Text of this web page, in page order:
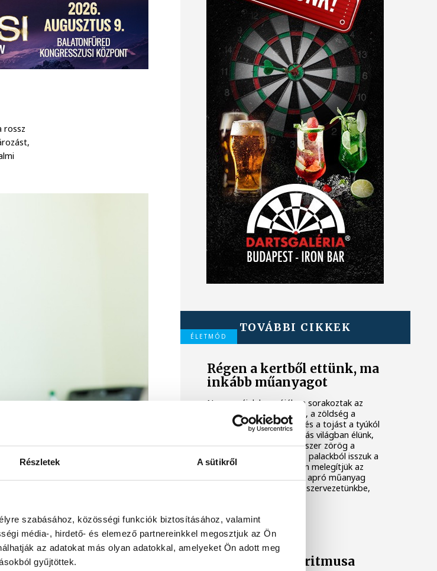
Részletek A sütikről
szabásához, közösségi funkciók biztosításához, valamint
média-, hirdető- és elemező partnereinkkel megosztjuk az Ön
az adatokat más olyan adatokkal, amelyeket Ön adott meg
gyűjtöttek.
rossz
jól
TOVÁBBI CIKKEK
ÉLETMÓD
Régen a kertből ettünk, ma
inkább műanyagot
Nagyanyáink kamrájában sorakoztak az
üvegekbe eltett befőttek, a zöldség a
veteményesből érkezett és a tojást a tyúkól
adta. Ma már egészen más világban élünk,
ahol szinte minden élelmiszer zörög a
műanyag csomagolástól, palackból isszuk a
vizet, műanyag dobozban melegítjük az
ebédet, és folyamatosan apró műanyag
részecskék kerülnek be a szervezetünkbe,
ÉLETMÓD
Az alvás rejtett ritmusa